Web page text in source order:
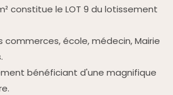
constitue le LOT 9 du lotissement
commerces, école, médecin, Mairie
bénéficiant d'une magnifique